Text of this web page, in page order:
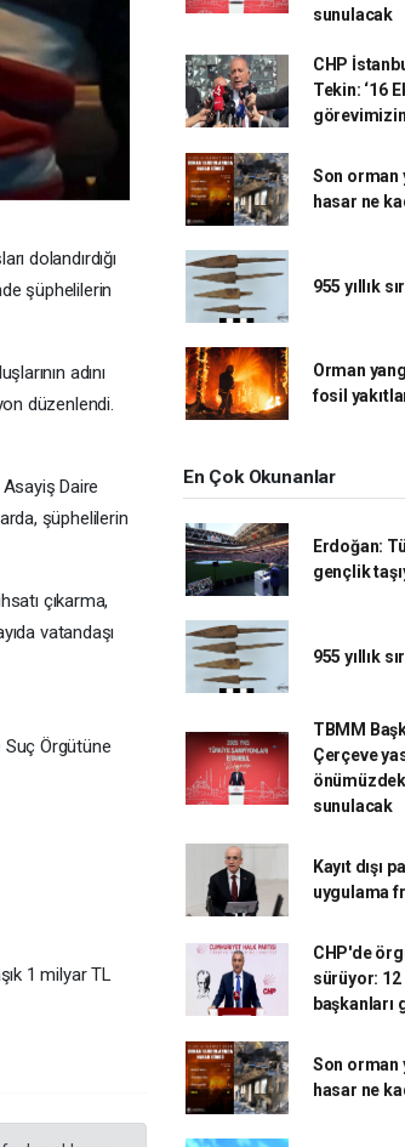
dolandırdığı
şüphelilerin
adını
düzenlendi.
Asayiş Daire
şüphelilerin
çıkarma,
vatandaşı
Suç Örgütüne
1 milyar TL
sunulacak
CHP
Tekin: ‘16
görevimizin
Son orman
hasar ne
955 yıllık
Orman
fosil
En Çok Okunanlar
Erdoğan:
gençlik
955 yıllık
TBMM
Çerçeve
sunulacak
Kayıt dışı
uygulama
CHP'de
sürüyor: 12
Son orman
hasar ne